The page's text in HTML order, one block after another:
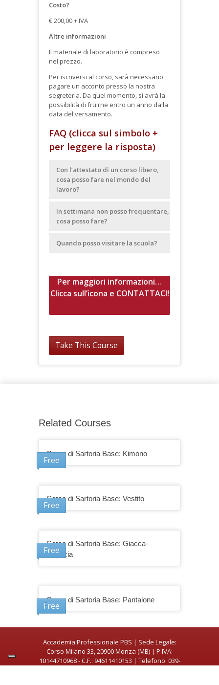
Costo?
€ 200,00 + IVA
Altre informazioni
Il materiale di laboratorio è compreso
nel prezzo.
Per iscriversi al corso, sarà necessario
pagare un acconto presso la nostra
segreteria. Da quel momento, si avrà la
possibilità di fruirne entro un anno dalla
data del versamento.
FAQ (clicca sul simbolo +
per leggere la risposta)
Con l’attestato di un corso libero,
cosa posso fare nel mondo del
lavoro?
In settimana non posso frequentare,
cosa posso fare?
Quando posso visitare la scuola?
Per maggiori informazioni…
Clicca sull’icona e CONTATTACI!
Take This Course
Related Courses
Free
Corso di Sartoria Base: Kimono
Free
Corso di Sartoria Base: Vestito
Free
Corso di Sartoria Base: Giacca-
Camicia
Free
Corso di Sartoria Base: Pantalone
Accademia Professionale PBS | Sede Legale:
Corso Milano 33, 20900 Monza (MB) | P.IVA:
10144710968 - C.F.: 94611410153 | Telefono: 039-